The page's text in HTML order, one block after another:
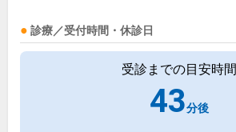
診療／受付時間・休診日
受診までの目安時間
43分後